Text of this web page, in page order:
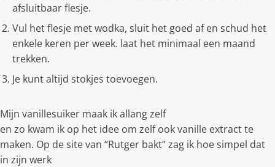
afsluitbaar flesje.
Vul het flesje met wodka, sluit het goed af en schud het
enkele keren per week. laat het minimaal een maand
trekken.
Je kunt altijd stokjes toevoegen.
Mijn vanillesuiker maak ik allang zelf
en zo kwam ik op het idee om zelf ook vanille extract te
maken. Op de site van “Rutger bakt” zag ik hoe simpel dat
in zijn werk